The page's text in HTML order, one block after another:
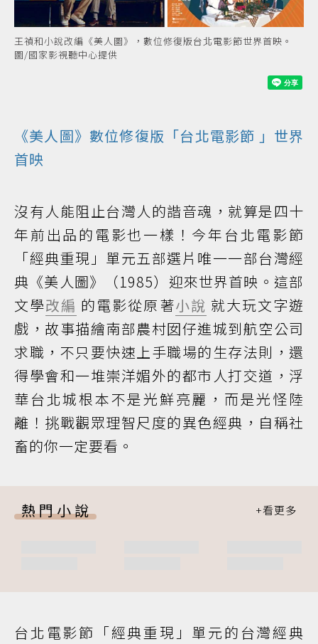
王禎和小說改編《美人圖》，數位修復版台北電影節世界首映。
圖/國家影視聽中心提供
《美人圖》數位修復版「台北電影節 」世界
首映
沒有人能阻止台灣人的諧音魂，就算是四十
年前出品的電影也一樣！今年台北電影節
「經典重現」單元五部選片唯一一部台灣經
典《美人圖》（1985）迎來世界首映。這部
文學改編 的電影從原著小說 就大玩文字遊
戲，故事描繪南部農村囡仔進城到航空公司
求職，不只要快速上手職場的生存法則，還
得學會和一堆崇洋媚外的都市人打交道，浮
華台北城根本不是光鮮亮麗，而是光怪陸
離！挑戰觀眾理智尺度的異色經典，自稱社
畜的你一定要看。
熱門小說
台北電影節「經典重現」單元的台灣經典